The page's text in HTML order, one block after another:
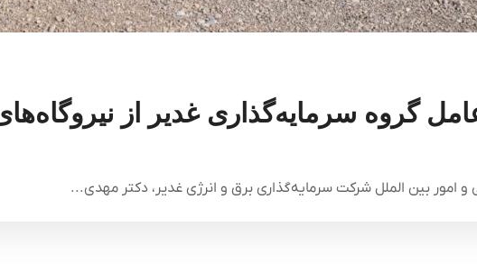
گروه سرمایه‌گذاری غدیر از نیروگاه‌های
امور بین الملل شرکت سرمایه‌گذاری برق و انرژی غدیر، دکتر مهدی...